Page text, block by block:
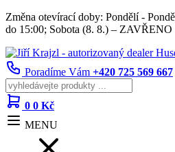
Změna otevírací doby: Pondělí -
do 15:00; Sobota (8. 8.) – ZAVŘENO
Poradíme Vám +420 725 569 667
0 0 Kč
MENU